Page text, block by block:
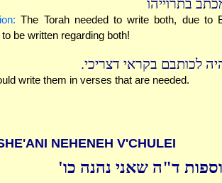
בתרוייהו
The Torah needed to write both, due to
be written regarding both!
לכותבם בקראי דצריכי.
write them in verses that are needed.
NEHENEH V'CHULEI
ד"ה שאני נהנה כו'